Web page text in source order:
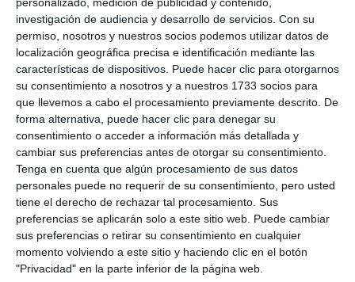
personalizado, medición de publicidad y contenido,
investigación de audiencia y desarrollo de servicios. Con su
permiso, nosotros y nuestros socios podemos utilizar datos de
localización geográfica precisa e identificación mediante las
características de dispositivos. Puede hacer clic para otorgarnos
su consentimiento a nosotros y a nuestros 1733 socios para
que llevemos a cabo el procesamiento previamente descrito. De
forma alternativa, puede hacer clic para denegar su
consentimiento o acceder a información más detallada y
cambiar sus preferencias antes de otorgar su consentimiento.
Tenga en cuenta que algún procesamiento de sus datos
personales puede no requerir de su consentimiento, pero usted
tiene el derecho de rechazar tal procesamiento. Sus
preferencias se aplicarán solo a este sitio web. Puede cambiar
sus preferencias o retirar su consentimiento en cualquier
momento volviendo a este sitio y haciendo clic en el botón
"Privacidad" en la parte inferior de la página web.